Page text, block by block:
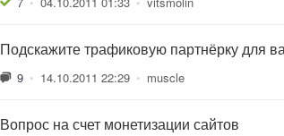
Подскажите трафиковую партнёрку для
9 • 14.10.2011 22:29 • muscle
Вопрос на счет монетизации сайтов